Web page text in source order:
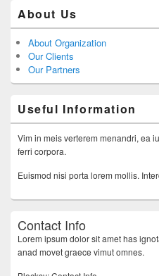
About Us
About Organization
Our Clients
Our Partners
Useful Information
Vim in meis verterem menandri, ea
ferri corpora.
Euismod nisi porta lorem mollis.
Contact Info
Lorem ipsum dolor sit amet has
anad movet graece vimut omnes.